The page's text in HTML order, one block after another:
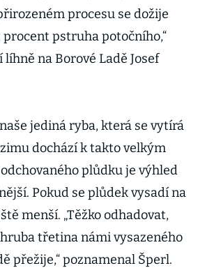
procesu se dožije
pstruha potočního,“
na Borové Ladě Josef
jediná ryba, která se vytírá
dochází k takto velkým
plůdku je výhled
Pokud se plůdek vysadí na
menší. „Těžko odhadovat,
třetina námi vysazeného
přežije,“ poznamenal Šperl.